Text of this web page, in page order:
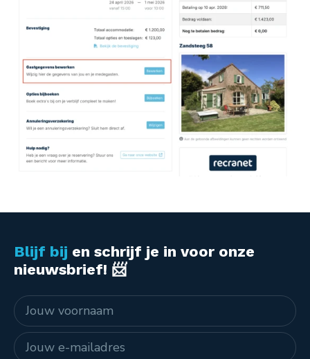
Blijf bij en schrijf je in voor onze
nieuwsbrief! 📨
Naam
E-mailadres